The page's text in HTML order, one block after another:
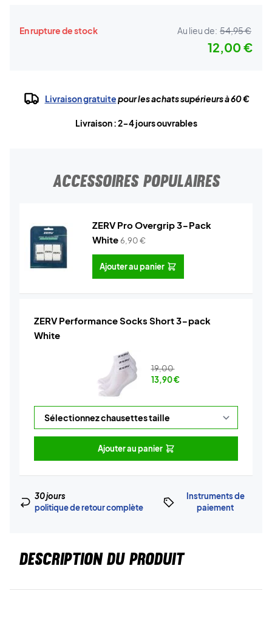
En rupture de stock Au lieu de: 54,95 €
12,00 €
Livraison gratuitepour les achats supérieurs à 60 €
Livraison : 2-4 jours ouvrables
ACCESSOIRES POPULAIRES
ZERV Pro Overgrip 3-Pack
White6,90€
Ajouter au panier
ZERV Performance Socks Short 3-pack
White
19,00
13,90€
Ajouter au panier
30 jours
politique de retour complète
Instruments de
paiement
DESCRIPTION DU PRODUIT